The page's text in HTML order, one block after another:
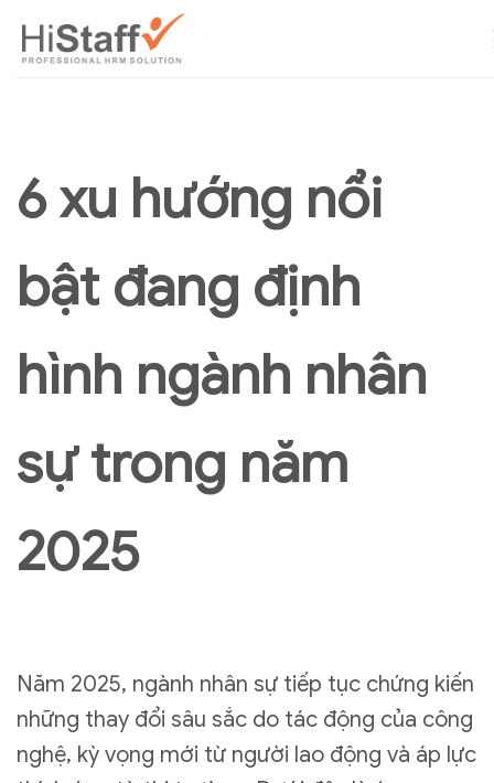
6 xu hướng nổi
bật đang định
hình ngành nhân
sự trong năm
2025
Năm 2025, ngành nhân sự tiếp tục chứng kiến
những thay đổi sâu sắc do tác động của công
nghệ, kỳ vọng mới từ người lao động và áp lực